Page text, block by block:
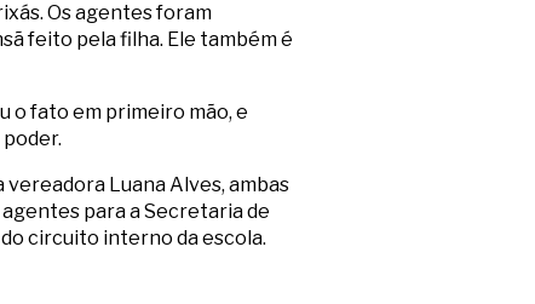
Os agentes foram
feito pela filha. Ele também é
o fato em primeiro mão, e
vereadora Luana Alves, ambas
para a Secretaria de
do circuito interno da escola.